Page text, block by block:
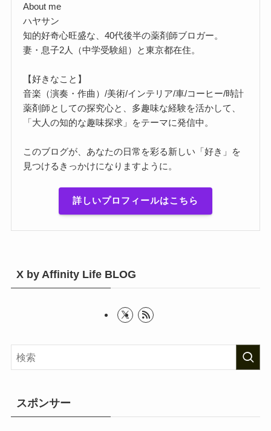
About me
ハヤサン
知的好奇心旺盛な、40代後半の薬剤師ブロガー。
妻・息子2人（中学受験組）と東京都在住。
【好きなこと】
音楽（演奏・作曲）/美術/インテリア/車/コーヒー/時計
薬剤師としての探究心と、多趣味な経験を活かして、
「大人の知的な趣味探求」をテーマに発信中。
このブログが、あなたの日常を彩る新しい「好き」を
見つけるきっかけになりますように。
詳しいプロフィールはこちら
X by Affinity Life BLOG
スポンサー